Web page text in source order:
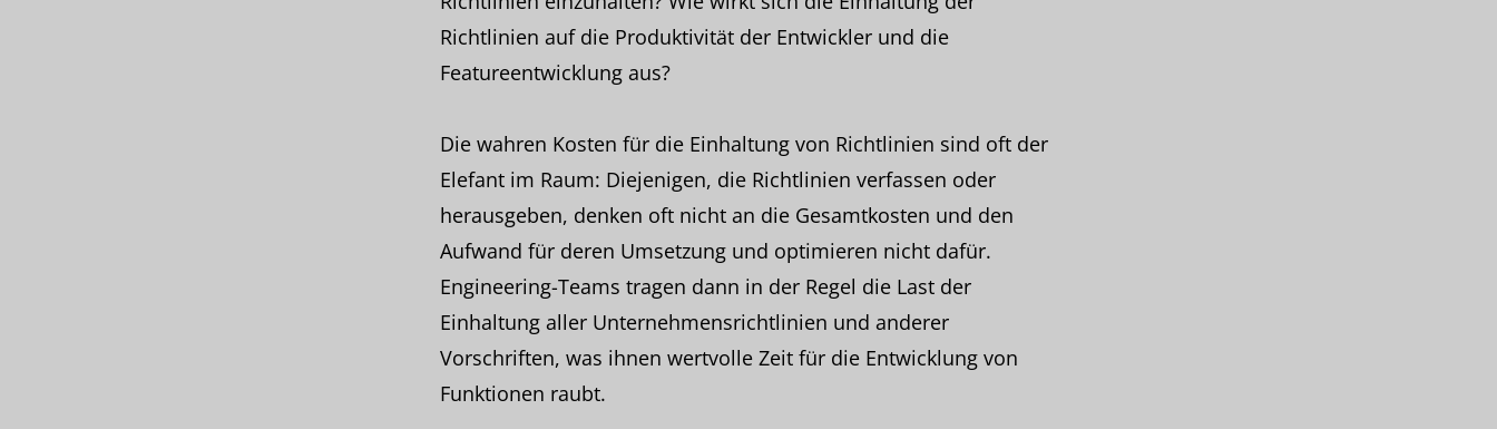
Richtlinien auf die Produktivität der Entwickler und die
Featureentwicklung aus?
Die wahren Kosten für die Einhaltung von Richtlinien sind oft der
Elefant im Raum: Diejenigen, die Richtlinien verfassen oder
herausgeben, denken oft nicht an die Gesamtkosten und den
Aufwand für deren Umsetzung und optimieren nicht dafür.
Engineering-Teams tragen dann in der Regel die Last der
Einhaltung aller Unternehmensrichtlinien und anderer
Vorschriften, was ihnen wertvolle Zeit für die Entwicklung von
Funktionen raubt.